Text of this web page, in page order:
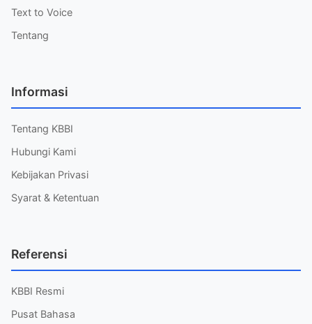
Text to Voice
Tentang
Informasi
Tentang KBBI
Hubungi Kami
Kebijakan Privasi
Syarat & Ketentuan
Referensi
KBBI Resmi
Pusat Bahasa